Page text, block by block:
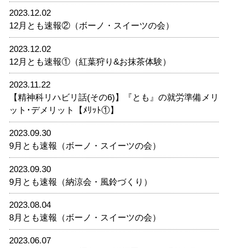
2023.12.02
12月とも速報②（ボーノ・スイーツの会）
2023.12.02
12月とも速報①（紅葉狩り&お抹茶体験）
2023.11.22
【精神科リハビリ話(その6)】『とも』の就労準備メリ
ット･デメリット【ﾒﾘｯﾄ①】
2023.09.30
9月とも速報（ボーノ・スイーツの会）
2023.09.30
9月とも速報（納涼会・風鈴づくり）
2023.08.04
8月とも速報（ボーノ・スイーツの会）
2023.06.07